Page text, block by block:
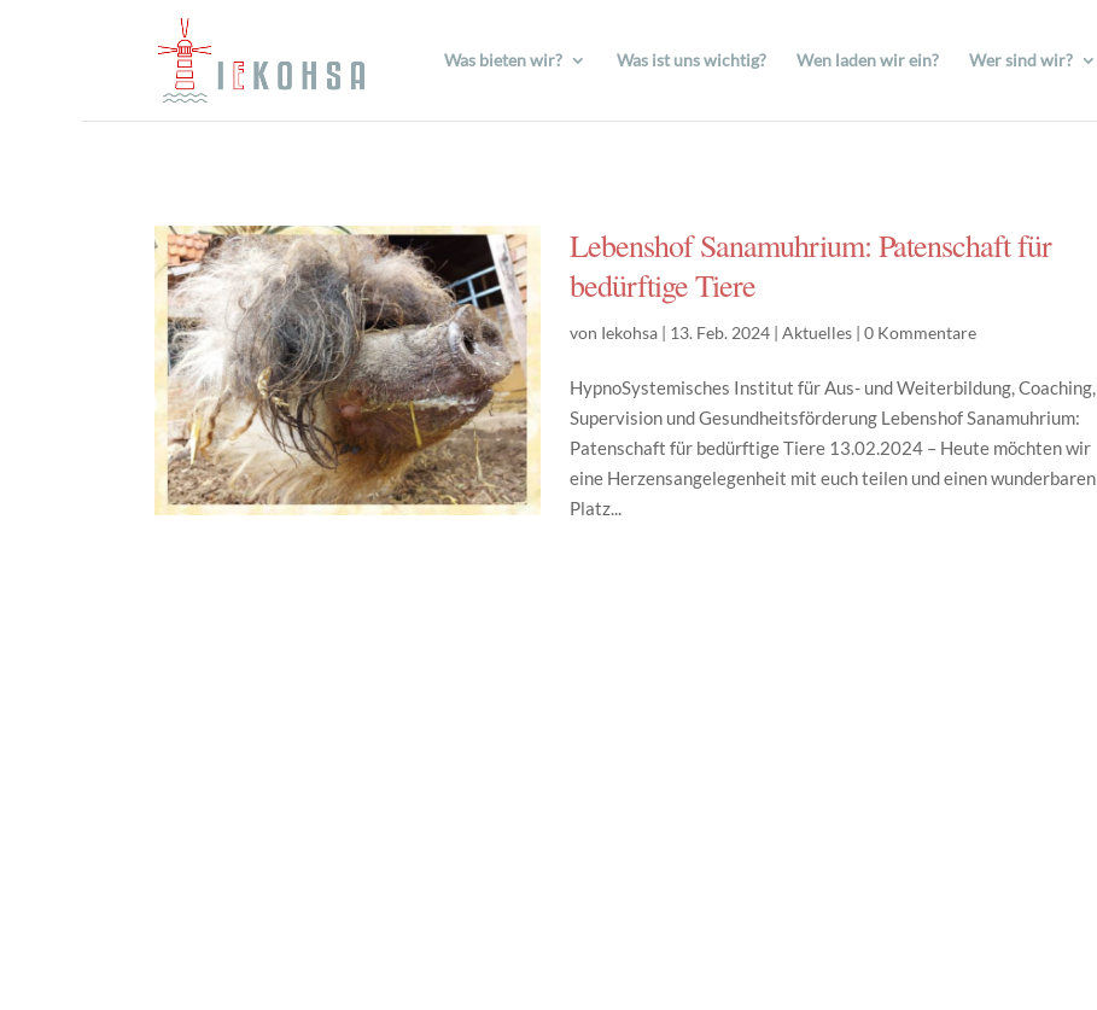
Was bieten wir? Was ist uns wichtig? Wen laden wir ein? Wer sind wir?
Lebenshof Sanamuhrium: Patenschaft für
bedürftige Tiere
von Iekohsa | 13. Feb. 2024 |Aktuelles |0 Kommentare
HypnoSystemisches Institut für Aus- und Weiterbildung, Coaching,
Supervision und Gesundheitsförderung Lebenshof Sanamuhrium:
Patenschaft für bedürftige Tiere 13.02.2024 – Heute möchten wir
eine Herzensangelegenheit mit euch teilen und einen wunderbaren
Platz...